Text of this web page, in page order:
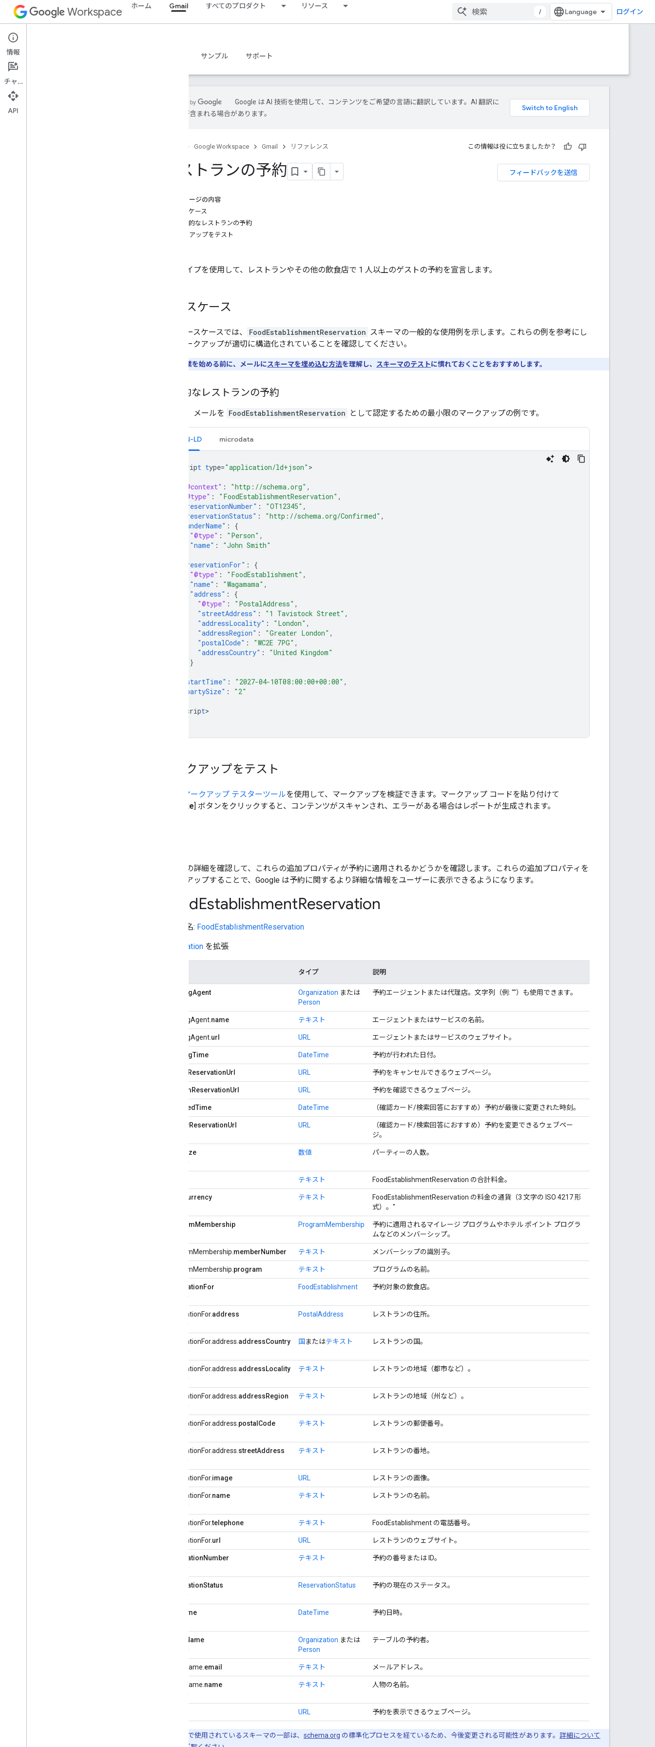
Workspace ホーム Gmail すべてのプロダクト リソース
/ ログイン
Gmail
概要 サンプル サポート
Google は AI 技術を使用して、コンテンツをご希望の言語に翻訳しています。AI 翻訳に
は誤りが含まれる場合があります。
Google Workspace Gmail リファレンス この情報は役に立ちましたか？
フィードバックを送信
レストランの予約
このページの内容
ユースケース
基本的なレストランの予約
マークアップをテスト
このタイプを使用して、レストランやその他の飲食店で 1 人以上のゲストの予約を宣言します。
ユースケース
次のユースケースでは、 FoodEstablishmentReservation スキーマの一般的な使用例を示します。これらの例を参考にし
て、マークアップが適切に構造化されていることを確認してください。
作業を始める前に、メールにスキーマを埋め込む方法を理解し、 スキーマのテストに慣れておくことをおすすめします。
基本的なレストランの予約
これは、メールを FoodEstablishmentReservation として認定するための最小限のマークアップの例です。
JSON-LD microdata
script type="application/ld+json"
"@context" : "http://schema.org" ,
"@type" : "FoodEstablishmentReservation" ,
"reservationNumber" : "OT12345" ,
"reservationStatus" : "http://schema.org/Confirmed" ,
"underName" :
{
"@type" : "Person" ,
"name" :
"John Smith"
"reservationFor" :
{
"@type" : "FoodEstablishment" ,
"name" : "Wagamama" ,
"address" :
{
"@type" : "PostalAddress" ,
"streetAddress" : "1 Tavistock Street" ,
"addressLocality" : "London" ,
"addressRegion" : "Greater London" ,
"postalCode" : "WC2E 7PG" ,
"addressCountry" :
"United Kingdom"
}
"startTime" : "2027-04-10T08:00:00+00:00" ,
"partySize" :
"2"
/script>
マークアップをテスト
Email マークアップ テスターツールを使用して、マークアップを検証できます。マークアップ コードを貼り付けて
Validate] ボタンをクリックすると、コンテンツがスキャンされ、エラーがある場合はレポートが生成されます。
メールの詳細を確認して、これらの追加プロパティが予約に適用されるかどうかを確認します。これらの追加プロパティを
マークアップすることで、Google は予約に関するより詳細な情報をユーザーに表示できるようになります。
FoodEstablishmentReservation
タイプ名: FoodEstablishmentReservation
Reservation を拡張
タイプ 説明
bookingAgent Organization または
Person
予約エージェントまたは代理店。文字列（例: ""）も使用できます。
bookingAgent. name テキスト エージェントまたはサービスの名前。
bookingAgent. url URL エージェントまたはサービスのウェブサイト。
bookingTime DateTime 予約が行われた日付。
cancelReservationUrl URL 予約をキャンセルできるウェブページ。
confirmReservationUrl URL 予約を確認できるウェブページ。
modifiedTime DateTime （確認カード/検索回答におすすめ）予約が最後に変更された時刻。
modifyReservationUrl URL
（確認カード/検索回答におすすめ）予約を変更できるウェブペー
ジ。
partySize
（必須）
数値 パーティーの人数。
テキスト FoodEstablishmentReservation の合計料金。
priceCurrency テキスト
FoodEstablishmentReservation の料金の通貨（3 文字の ISO 4217 形
式）。''
programMembership ProgramMembership
予約に適用されるマイレージ プログラムやホテル ポイント プログラ
ムなどのメンバーシップ。
programMembership. memberNumber テキスト メンバーシップの識別子。
programMembership. program テキスト プログラムの名前。
reservationFor
（必須）
FoodEstablishment 予約対象の飲食店。
reservationFor.address
（必須）
PostalAddress レストランの住所。
reservationFor.address. addressCountry
（必須）
国 またはテキスト レストランの国。
reservationFor.address. addressLocality
（必須）
テキスト レストランの地域（都市など）。
reservationFor.address. addressRegion
（必須）
テキスト レストランの地域（州など）。
reservationFor.address. postalCode
（必須）
テキスト レストランの郵便番号。
reservationFor.address. streetAddress
（必須）
テキスト レストランの番地。
reservationFor.image URL レストランの画像。
reservationFor.name
（必須）
テキスト レストランの名前。
reservationFor.telephone テキスト FoodEstablishment の電話番号。
reservationFor.url URL レストランのウェブサイト。
reservationNumber
（必須）
テキスト 予約の番号または ID。
reservationStatus
（必須）
ReservationStatus 予約の現在のステータス。
startTime
DateTime 予約日時。
underName
（必須）
Organization または
Person
テーブルの予約者。
underName. email テキスト メールアドレス。
underName. name
（必須）
テキスト 人物の名前。
URL 予約を表示できるウェブページ。
Google で使用されているスキーマの一部は、 schema.org の標準化プロセスを経ているため、今後変更される可能性があります。 詳細について
情報
チャット
API